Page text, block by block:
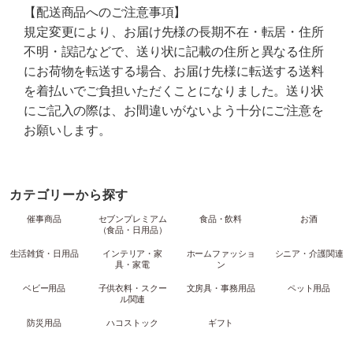
【配送商品へのご注意事項】
規定変更により、お届け先様の長期不在・転居・住所
不明・誤記などで、送り状に記載の住所と異なる住所
にお荷物を転送する場合、お届け先様に転送する送料
を着払いでご負担いただくことになりました。送り状
にご記入の際は、お間違いがないよう十分にご注意を
お願いします。
カテゴリーから探す
催事商品
セブンプレミアム
（食品・日用品）
食品・飲料 お酒
生活雑貨・日用品
インテリア・家
具・家電
ホームファッショ
ン
シニア・介護関連
ベビー用品
子供衣料・スクー
ル関連
文房具・事務用品 ペット用品
防災用品 ハコストック ギフト